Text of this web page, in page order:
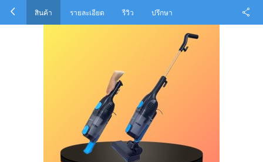
สินค้า รายละเอียด รีวิว ปรึกษา